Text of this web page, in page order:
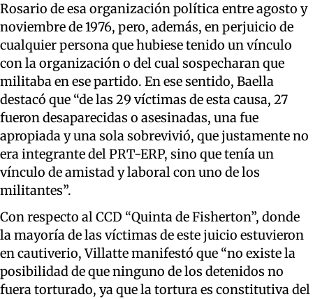
Rosario de esa organización política entre agosto y
noviembre de 1976, pero, además, en perjuicio de
cualquier persona que hubiese tenido un vínculo
con la organización o del cual sospecharan que
militaba en ese partido. En ese sentido, Baella
destacó que “de las 29 víctimas de esta causa, 27
fueron desaparecidas o asesinadas, una fue
apropiada y una sola sobrevivió, que justamente no
era integrante del PRT-ERP, sino que tenía un
vínculo de amistad y laboral con uno de los
militantes”.
Con respecto al CCD “Quinta de Fisherton”, donde
la mayoría de las víctimas de este juicio estuvieron
en cautiverio, Villatte manifestó que “no existe la
posibilidad de que ninguno de los detenidos no
fuera torturado, ya que la tortura es constitutiva del